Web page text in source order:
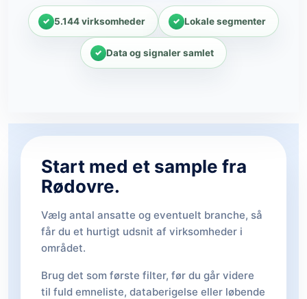
5.144 virksomheder Lokale segmenter
Data og signaler samlet
Start med et sample fra
Rødovre.
Vælg antal ansatte og eventuelt branche, så
får du et hurtigt udsnit af virksomheder i
området.
Brug det som første filter, før du går videre
til fuld emneliste, databerigelse eller løbende